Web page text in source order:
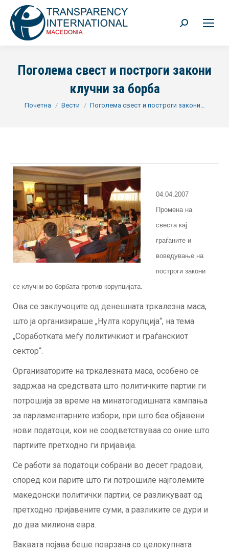
Search:
Поголема свест и построги закони
клучни за борба
You are here:
Почетна Вести Поголема свест и построги закони…
04.04.2007
Промена на
свеста кај
граѓаните и
воведување на
построги закони
се клучни во борбата против корупцијата.
Ова се заклучоците од денешната тркалезна маса,
што ја организираше „Нулта корупција“, на тема
„Соработката меѓу политичкиот и граѓанскиот
сектор“.
Организаторите на тркалезната маса, особено се
задржаа на средствата што политичките партии ги
потрошија за време на минатогодишната кампања
за парламентарните избори, при што беа објавени
нови податоци, кои не соодветствуваа со оние што
партиите претходно ги пријавија.
Се работи за податоци собрани во десет градови,
според кои парите што ги потрошиле најголемите
македонски политички партии, се разликуваат од
претходно пријавените суми, а разликите се дури и
до два милиона евра.
Ваквата појава беше поврзана со целокупната